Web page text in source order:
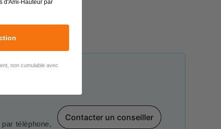
par téléphone,
Contacter un conseiller
d'Ami-Hauteur par
non cumulable avec